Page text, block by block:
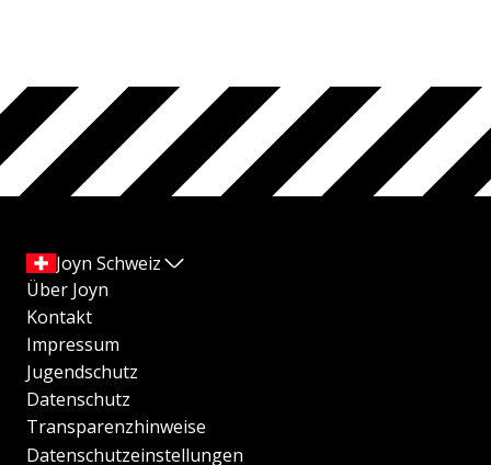
Joyn Schweiz
Über Joyn
Kontakt
Impressum
Jugendschutz
Datenschutz
Transparenzhinweise
Datenschutzeinstellungen